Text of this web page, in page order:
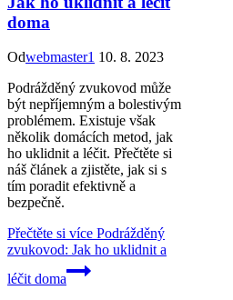
doma
Odwebmaster1 10. 8. 2023
Podrážděný zvukovod může
být nepříjemným a bolestivým
problémem. Existuje však
několik domácích metod, jak
ho uklidnit a léčit. Přečtěte si
náš článek a zjistěte, jak si s
tím poradit efektivně a
bezpečně.
Přečtěte si více Podrážděný
zvukovod: Jak ho uklidnit a
léčit doma